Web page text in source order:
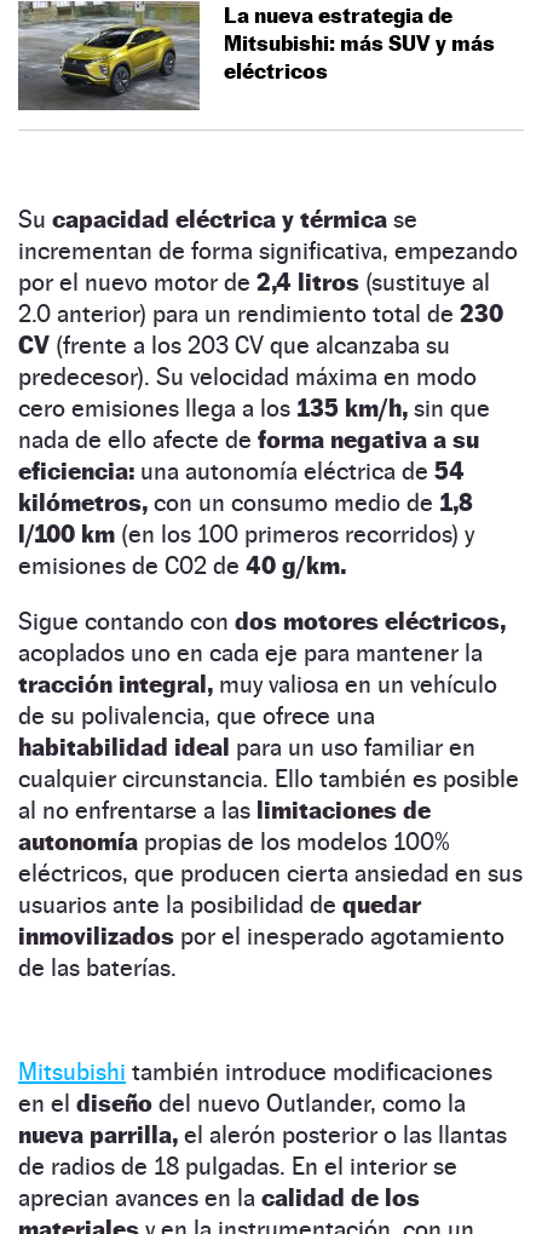
La nueva estrategia de
Mitsubishi: más SUV y más
eléctricos
Su capacidad eléctrica y térmica se
incrementan de forma significativa, empezando
por el nuevo motor de 2,4 litros (sustituye al
2.0 anterior) para un rendimiento total de 230
CV (frente a los 203 CV que alcanzaba su
predecesor). Su velocidad máxima en modo
cero emisiones llega a los 135 km/h, sin que
nada de ello afecte de forma negativa a su
eficiencia: una autonomía eléctrica de 54
kilómetros, con un consumo medio de 1,8
l/100 km (en los 100 primeros recorridos) y
emisiones de C02 de 40 g/km.
Sigue contando con dos motores eléctricos,
acoplados uno en cada eje para mantener la
tracción integral, muy valiosa en un vehículo
de su polivalencia, que ofrece una
habitabilidad ideal para un uso familiar en
cualquier circunstancia. Ello también es posible
al no enfrentarse a las limitaciones de
autonomía propias de los modelos 100%
eléctricos, que producen cierta ansiedad en sus
usuarios ante la posibilidad de quedar
inmovilizados por el inesperado agotamiento
de las baterías.
Mitsubishi también introduce modificaciones
en el diseño del nuevo Outlander, como la
nueva parrilla, el alerón posterior o las llantas
de radios de 18 pulgadas. En el interior se
aprecian avances en la calidad de los